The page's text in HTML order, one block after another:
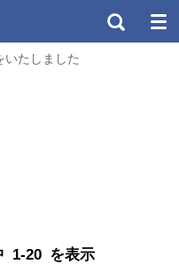
いたしました
1-20 を表示